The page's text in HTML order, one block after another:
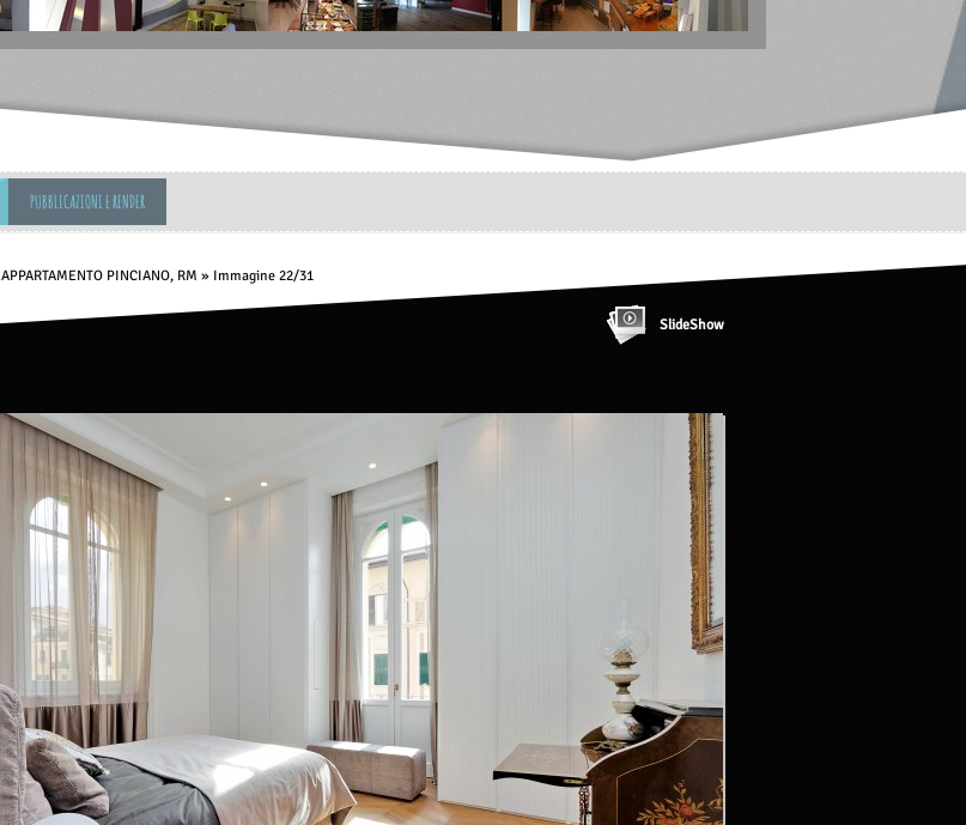
PUBBLICAZIONI E RENDER
APPARTAMENTO PINCIANO, RM » Immagine 22/31
SlideShow